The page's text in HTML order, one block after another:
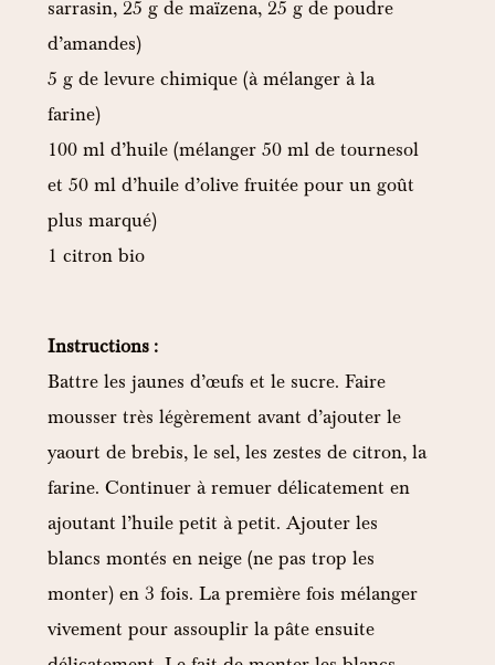
sarrasin, 25 g de maïzena, 25 g de poudre
d’amandes)
5 g de levure chimique (à mélanger à la
farine)
100 ml d’huile (mélanger 50 ml de tournesol
et 50 ml d’huile d’olive fruitée pour un goût
plus marqué)
1 citron bio
Instructions :
Battre les jaunes d’œufs et le sucre. Faire
mousser très légèrement avant d’ajouter le
yaourt de brebis, le sel, les zestes de citron, la
farine. Continuer à remuer délicatement en
ajoutant l’huile petit à petit. Ajouter les
blancs montés en neige (ne pas trop les
monter) en 3 fois. La première fois mélanger
vivement pour assouplir la pâte ensuite